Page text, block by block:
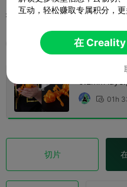
打印配置 (1) 添加
全部 K2 Plus
 01h
切片
互动，轻松赚取专属积分，
在